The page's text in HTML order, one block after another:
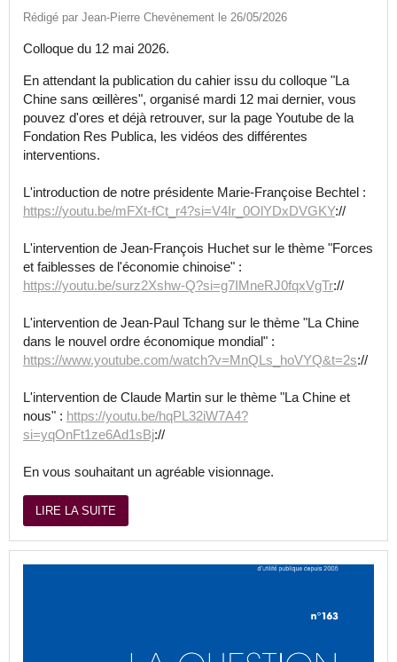
Rédigé par Jean-Pierre Chevènement le 26/05/2026
Colloque du 12 mai 2026.
En attendant la publication du cahier issu du colloque "La
Chine sans œillères", organisé mardi 12 mai dernier, vous
pouvez d'ores et déjà retrouver, sur la page Youtube de la
Fondation Res Publica, les vidéos des différentes
interventions.
L'introduction de notre présidente Marie-Françoise Bechtel :
https://youtu.be/mFXt-fCt_r4?si=V4Ir_0OlYDxDVGKY://
L'intervention de Jean-François Huchet sur le thème "Forces
et faiblesses de l'économie chinoise" :
https://youtu.be/surz2Xshw-Q?si=g7IMneRJ0fqxVgTr://
L'intervention de Jean-Paul Tchang sur le thème "La Chine
dans le nouvel ordre économique mondial" :
https://www.youtube.com/watch?v=MnQLs_hoVYQ&t=2s://
L'intervention de Claude Martin sur le thème "La Chine et
nous" : https://youtu.be/hqPL32iW7A4?
si=yqOnFt1ze6Ad1sBj://
En vous souhaitant un agréable visionnage.
LIRE LA SUITE